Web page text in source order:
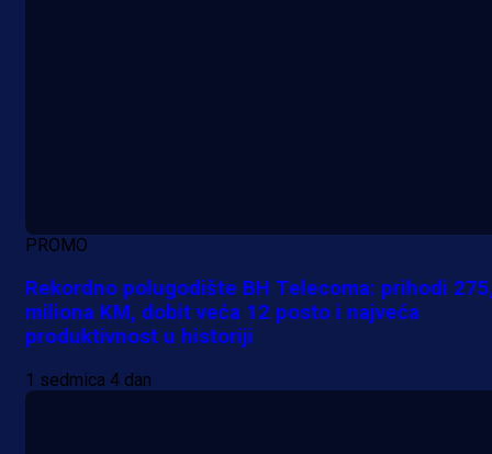
PROMO
Rekordno polugodište BH Telecoma: prihodi
miliona KM, dobit veća 12 posto i najveća
produktivnost u historiji
1 sedmica 4 dan